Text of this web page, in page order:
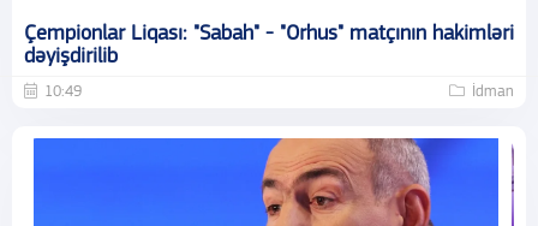
Çempionlar Liqası: "Sabah" - "Orhus" matçının hakimləri
dəyişdirilib
10:49 İdman